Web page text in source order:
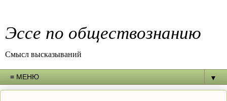
Эссе по обществознанию
Смысл высказываний
▼